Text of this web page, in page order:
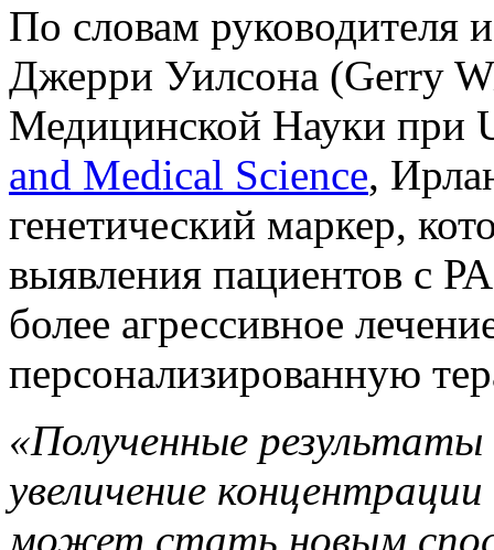
По словам руководителя
Джерри Уилсона (Gerry
Медицинской Науки при
and Medical Science,
генетический маркер,
выявления пациентов с
более агрессивное
персонализированную
«Полученные
увеличение
может стать новым